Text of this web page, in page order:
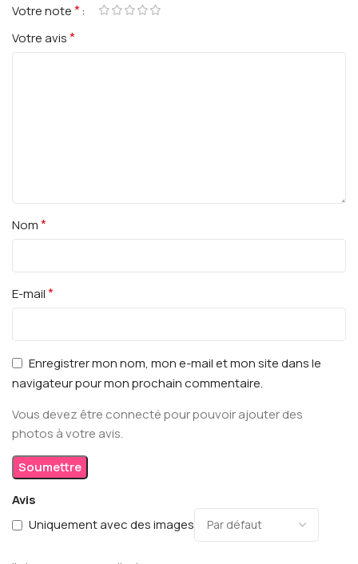
Avis
Uniquement avec des images
Votre note*
Votre avis*
Nom*
E-mail*
Enregistrer mon nom, mon e-mail et mon site dans le
navigateur pour mon prochain commentaire.
Vous devez être connecté pour pouvoir ajouter des
photos à votre avis.